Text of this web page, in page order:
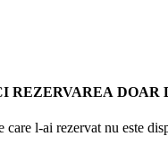
REZERVAREA
l-ai rezervat nu este